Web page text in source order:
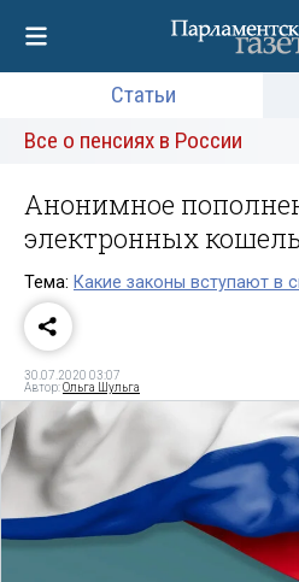
Статьи
Все о пенсиях в России
Анонимное
электронных
Тема: Какие законы вступают в
30.07.2020 03:07
Автор:Ольга Шульга